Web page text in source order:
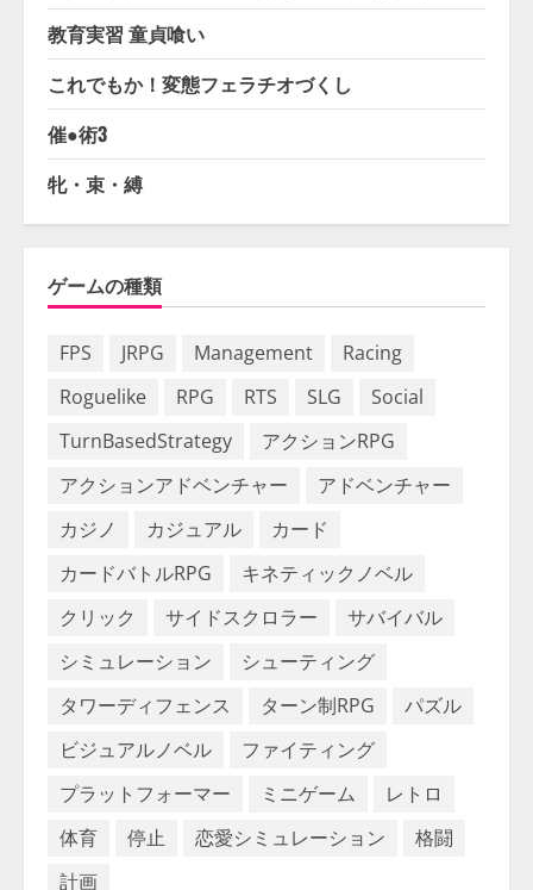
教育実習 童貞喰い
これでもか！変態フェラチオづくし
催●術3
牝・束・縛
ゲームの種類
FPS JRPG Management
Racing
Roguelike
RPG RTS SLG
Social
TurnBasedStrategy
アクションRPG
アクションアドベンチャー
アドベンチャー
カジノ
カジュアル
カード
カードバトルRPG
キネティックノベル
クリック
サイドスクロラー
サバイバル
シミュレーション
シューティング
タワーディフェンス
ターン制RPG
パズル
ビジュアルノベル
ファイティング
プラットフォーマー
ミニゲーム
レトロ
体育
停止 恋愛シミュレーション
格闘
計画